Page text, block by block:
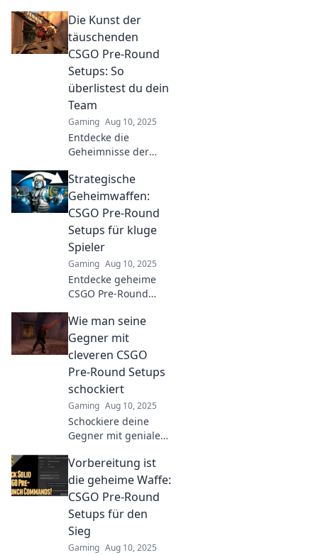
pre-round setups
that could change
your game forever
drops!
Die Kunst der
täuschenden
CSGO Pre-Round
Setups: So
überlistest du dein
Team
Gaming Aug 10, 2025
Entdecke die
Geheimnisse der
Setups und lerne,
wie du dein Team
meisterhaft täuschen
Strategische
Geheimwaffen:
CSGO Pre-Round
Setups für kluge
Spieler
Gaming Aug 10, 2025
Entdecke geheime
CSGO Pre-Round
Gegner überraschen!
Werde zum
strategischen
dominiere das Spiel!
Wie man seine
Gegner mit
cleveren CSGO
Pre-Round Setups
schockiert
Gaming Aug 10, 2025
Schockiere deine
Gegner mit genialen
Setups! Entdecke die
besten Strategien,
um deine Siege zu
Vorbereitung ist
die geheime Waffe:
CSGO Pre-Round
Setups für den
Sieg
Gaming Aug 10, 2025